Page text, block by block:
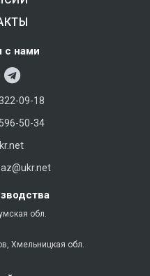
с нами
T
l
e
g
a
m
09-18
50-34
обл.
Хмельницкая обл.